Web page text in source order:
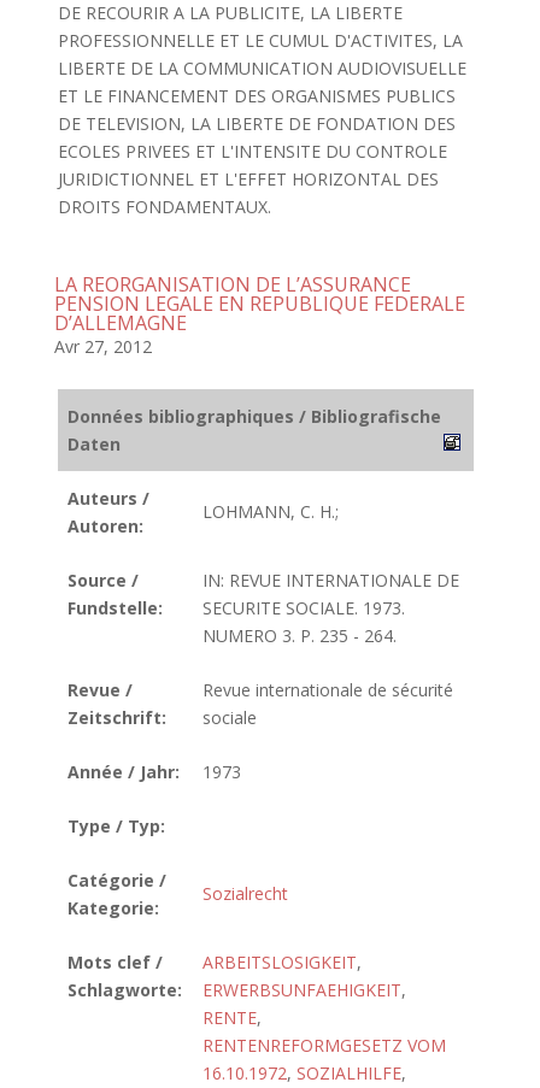
DE RECOURIR A LA PUBLICITE, LA LIBERTE
PROFESSIONNELLE ET LE CUMUL D'ACTIVITES, LA
LIBERTE DE LA COMMUNICATION AUDIOVISUELLE
ET LE FINANCEMENT DES ORGANISMES PUBLICS
DE TELEVISION, LA LIBERTE DE FONDATION DES
ECOLES PRIVEES ET L'INTENSITE DU CONTROLE
JURIDICTIONNEL ET L'EFFET HORIZONTAL DES
DROITS FONDAMENTAUX.
LA REORGANISATION DE L’ASSURANCE
PENSION LEGALE EN REPUBLIQUE FEDERALE
D’ALLEMAGNE
Avr 27, 2012
Données bibliographiques / Bibliografische
Daten
Auteurs /
Autoren:
LOHMANN, C. H.;
Source /
Fundstelle:
IN: REVUE INTERNATIONALE DE
SECURITE SOCIALE. 1973.
NUMERO 3. P. 235 - 264.
Revue /
Zeitschrift:
Revue internationale de sécurité
sociale
Année / Jahr: 1973
Type / Typ:
Catégorie /
Kategorie:
Sozialrecht
Mots clef /
Schlagworte:
ARBEITSLOSIGKEIT,
ERWERBSUNFAEHIGKEIT,
RENTE,
RENTENREFORMGESETZ VOM
16.10.1972, SOZIALHILFE,